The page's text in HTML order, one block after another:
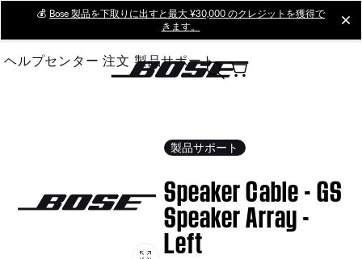
Main
💰 Bose 製品を下取りに出すと最大 ¥30,000 のクレジットを獲得で
きます。
ヘルプセンター 注文 製品サポート
製品サポート
Speaker Cable - GS
Speaker Array -
Left